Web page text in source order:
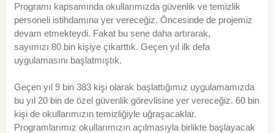
Programı kapsamında okullarımızda güvenlik ve temizlik
personeli istihdamına yer vereceğiz. Öncesinde de projemiz
devam etmekteydi. Fakat bu sene daha artırarak,
sayımızı 80 bin kişiye çıkarttık. Geçen yıl ilk defa
uygulamasını başlatmıştık.
Geçen yıl 9 bin 383 kişi olarak başlattığımız uygulamamızda
bu yıl 20 bin de özel güvenlik görevlisine yer vereceğiz. 60 bin
kişi de okullarımızın temizliğiyle uğraşacaklar.
Programlarımız okullarımızın açılmasıyla birlikte başlayacak